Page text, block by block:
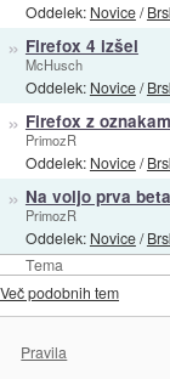
Tema
Oddelek: Novice/
» Firefox 4 izšel
McHusch
Oddelek: Novice/
» Firefox z
PrimozR
Oddelek: Novice/
» Na voljo prva
PrimozR
Oddelek: Novice/
Več podobnih tem
Pravila